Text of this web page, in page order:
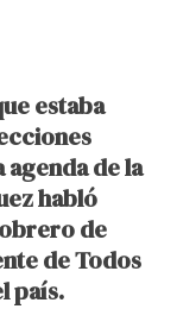
estaba
de la
habló
de
de Todos
país.